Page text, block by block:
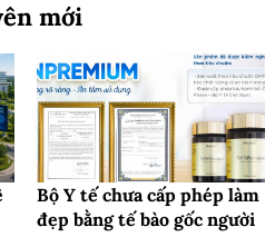
mới
Bộ Y tế chưa cấp phép làm
đẹp bằng tế bào gốc người